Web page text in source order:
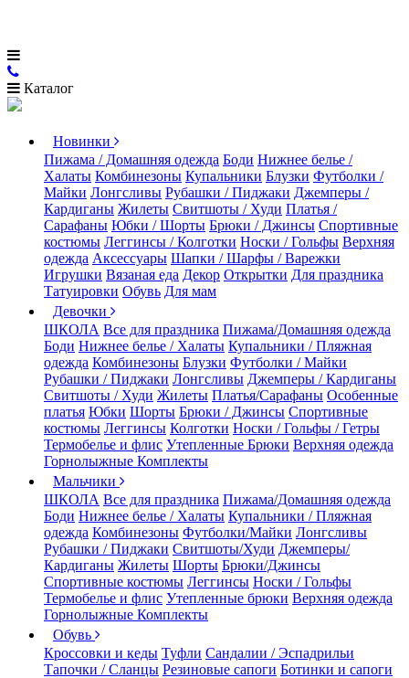
Каталог
Новинки
Пижама / Домашняя одежда Боди Нижнее белье /
Халаты Комбинезоны Купальники Блузки Футболки /
Майки Лонгсливы Рубашки / Пиджаки Джемперы /
Кардиганы Жилеты Свитшоты / Худи Платья /
Сарафаны Юбки / Шорты Брюки / Джинсы Спортивные
костюмы Леггинсы / Колготки Носки / Гольфы Верхняя
одежда Аксессуары Шапки / Шарфы / Варежки
Игрушки Вязаная еда Декор Открытки Для праздника
Татуировки Обувь Для мам
Девочки
ШКОЛА Все для праздника Пижама/Домашняя одежда
Боди Нижнее белье / Халаты Купальники / Пляжная
одежда Комбинезоны Блузки Футболки / Майки
Рубашки / Пиджаки Лонгсливы Джемперы / Кардиганы
Свитшоты / Худи Жилеты Платья/Сарафаны Особенные
платья Юбки Шорты Брюки / Джинсы Спортивные
костюмы Леггинсы Колготки Носки / Гольфы / Гетры
Термобелье и флис Утепленные Брюки Верхняя одежда
Горнолыжные Комплекты
Мальчики
ШКОЛА Все для праздника Пижама/Домашняя одежда
Боди Нижнее белье / Халаты Купальники / Пляжная
одежда Комбинезоны Футболки/Майки Лонгсливы
Рубашки / Пиджаки Свитшоты/Худи Джемперы/
Кардиганы Жилеты Шорты Брюки/Джинсы
Спортивные костюмы Леггинсы Носки / Гольфы
Термобелье и флис Утепленные брюки Верхняя одежда
Горнолыжные Комплекты
Обувь
Кроссовки и кеды Туфли Сандалии / Эспадрильи
Тапочки / Сланцы Резиновые сапоги Ботинки и сапоги